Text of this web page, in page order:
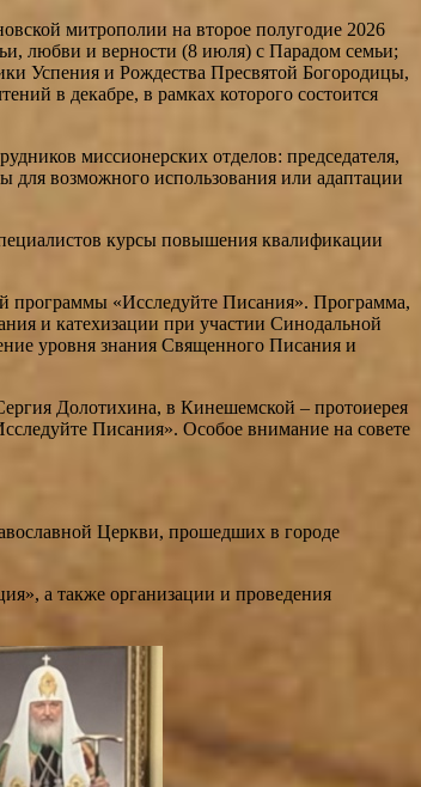
митрополии на второе полугодие 2026
любви и верности (8 июля) с Парадом семьи;
Успения и Рождества Пресвятой Богородицы,
в декабре, в рамках которого состоится
миссионерских отделов: председателя,
для возможного использования или адаптации
курсы повышения квалификации
программы «Исследуйте Писания». Программа,
и катехизации при участии Синодальной
уровня знания Священного Писания и
Долотихина, в Кинешемской – протоиерея
Писания». Особое внимание на совете
Церкви, прошедших в городе
а также организации и проведения